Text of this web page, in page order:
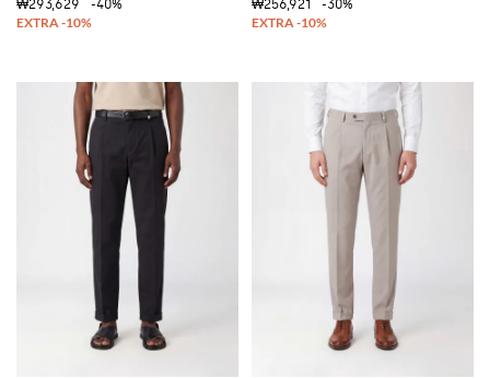
₩293,629
-40%
₩256,921
-30%